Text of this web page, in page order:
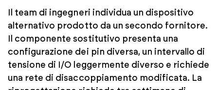
Il team di ingegneri individua un dispositivo
alternativo prodotto da un secondo fornitore.
Il componente sostitutivo presenta una
configurazione dei pin diversa, un intervallo di
tensione di I/O leggermente diverso e richiede
una rete di disaccoppiamento modificata. La